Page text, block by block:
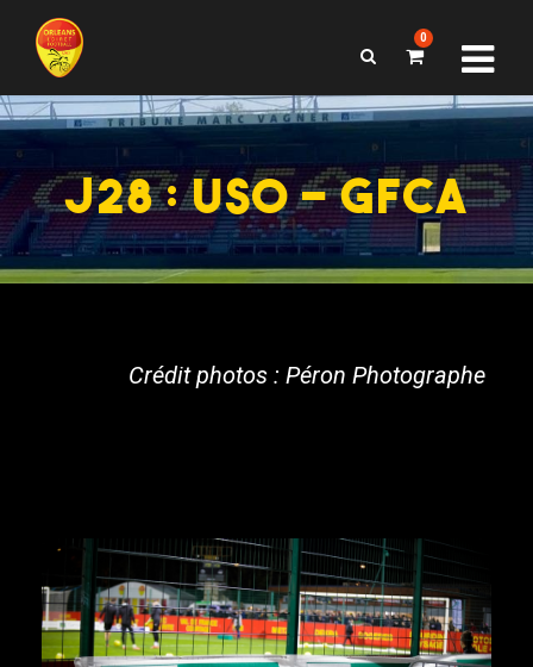
0
J28 : USO – GFCA
Crédit photos : Péron Photographe